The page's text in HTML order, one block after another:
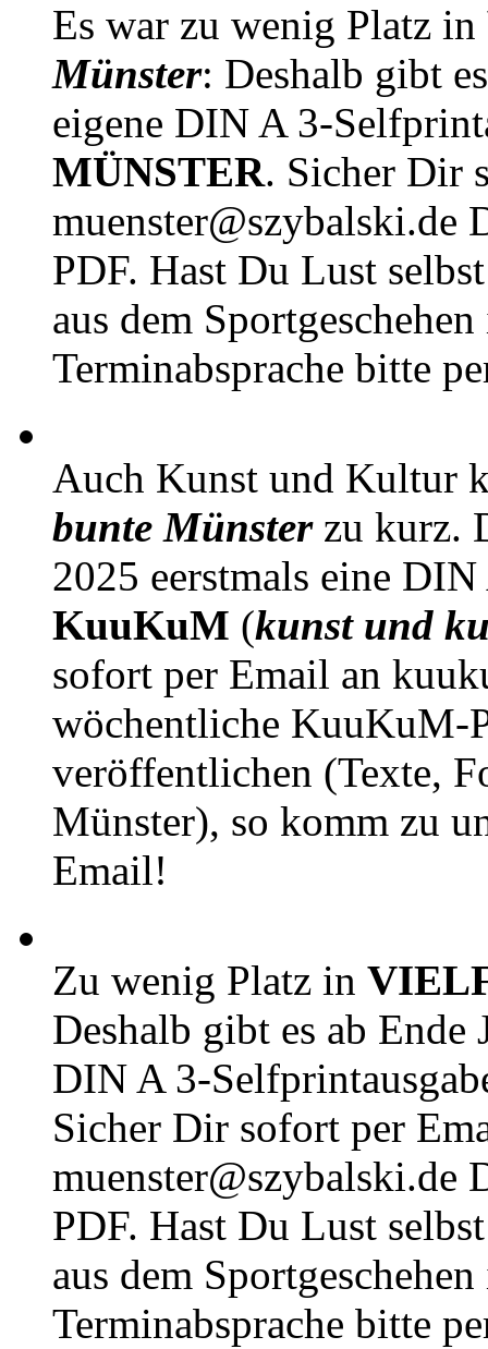
Es war zu wenig Platz in
Münster: Deshalb gibt
eigene DIN A 3-
MÜNSTER. Sicher Dir
muenster@szybalski.de
PDF. Hast Du Lust
aus dem
Terminabsprache bitte
Auch Kunst und Kultur
bunte Münsterzu kurz.
2025 eerstmals eine
KuuKuM (kunst und
sofort per Email an
wöchentliche KuuKuM-
veröffentlichen (Texte,
Münster), so komm zu
Email!
Zu wenig Platz in
Deshalb gibt es ab Ende
DIN A 3-
Sicher Dir sofort per
muenster@szybalski.de
PDF. Hast Du Lust
aus dem
Terminabsprache bitte